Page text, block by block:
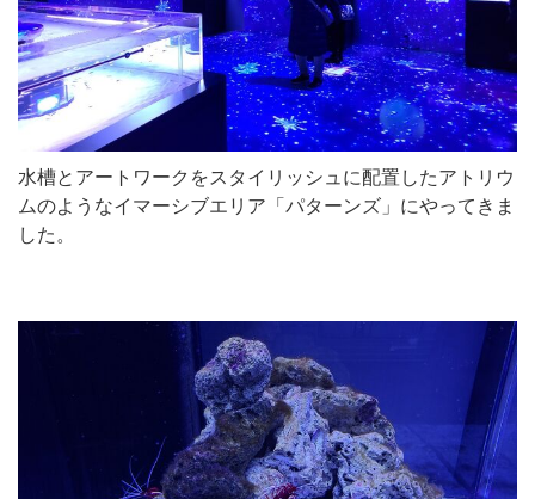
水槽とアートワークをスタイリッシュに配置したアトリウ
ムのようなイマーシブエリア「パターンズ」にやってきま
した。